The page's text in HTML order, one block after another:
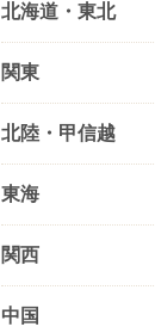
北海道・東北
関東
北陸・甲信越
東海
関西
中国